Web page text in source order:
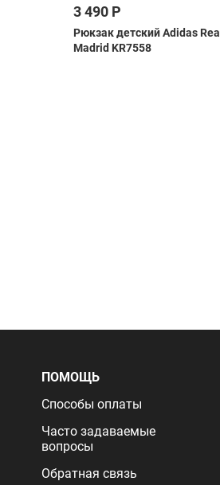
3 490 Р
Рюкзак детский Adidas Real
Madrid KR7558
ПОМОЩЬ
Способы оплаты
Часто задаваемые
вопросы
Обратная связь